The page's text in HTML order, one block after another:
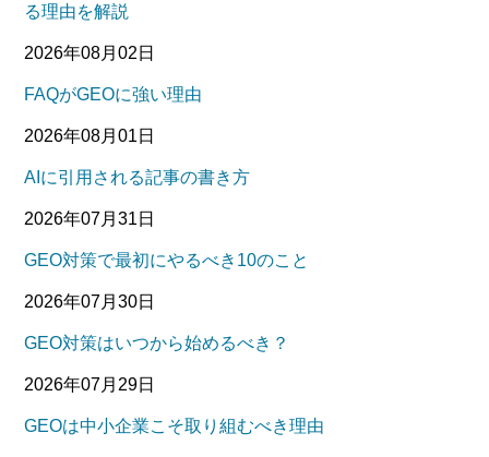
る理由を解説
2026年08月02日
FAQがGEOに強い理由
2026年08月01日
AIに引用される記事の書き方
2026年07月31日
GEO対策で最初にやるべき10のこと
2026年07月30日
GEO対策はいつから始めるべき？
2026年07月29日
GEOは中小企業こそ取り組むべき理由